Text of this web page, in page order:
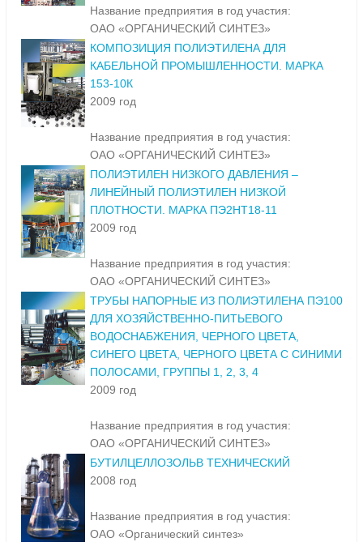
Название предприятия в год участия:
ОАО «ОРГАНИЧЕСКИЙ СИНТЕЗ»
КОМПОЗИЦИЯ ПОЛИЭТИЛЕНА ДЛЯ
КАБЕЛЬНОЙ ПРОМЫШЛЕННОСТИ. МАРКА
153-10К
2009 год
Название предприятия в год участия:
ОАО «ОРГАНИЧЕСКИЙ СИНТЕЗ»
ПОЛИЭТИЛЕН НИЗКОГО ДАВЛЕНИЯ –
ЛИНЕЙНЫЙ ПОЛИЭТИЛЕН НИЗКОЙ
ПЛОТНОСТИ. МАРКА ПЭ2НТ18-11
2009 год
Название предприятия в год участия:
ОАО «ОРГАНИЧЕСКИЙ СИНТЕЗ»
ТРУБЫ НАПОРНЫЕ ИЗ ПОЛИЭТИЛЕНА ПЭ100
ДЛЯ ХОЗЯЙСТВЕННО-ПИТЬЕВОГО
ВОДОСНАБЖЕНИЯ, ЧЕРНОГО ЦВЕТА,
СИНЕГО ЦВЕТА, ЧЕРНОГО ЦВЕТА С СИНИМИ
ПОЛОСАМИ, ГРУППЫ 1, 2, 3, 4
2009 год
Название предприятия в год участия:
ОАО «ОРГАНИЧЕСКИЙ СИНТЕЗ»
БУТИЛЦЕЛЛОЗОЛЬВ ТЕХНИЧЕСКИЙ
2008 год
Название предприятия в год участия:
ОАО «Органический синтез»